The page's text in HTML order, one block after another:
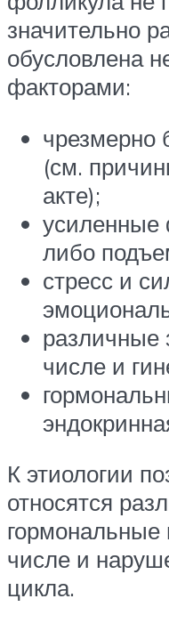
значительно
обусловлена
факторами:
чрезмерно
(см.
акте);
усиленные
либо
стресс и
различные
числе и
К этиологии
относятся
числе и
цикла.